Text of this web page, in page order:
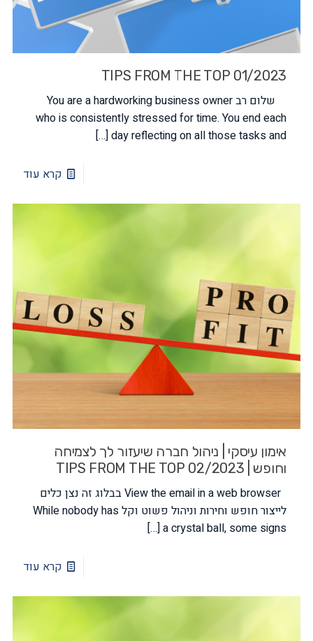
TIPS FROM THE TOP 01/2023
שלום רב You are a hardworking business owner
who is consistently stressed for time. You end each
day reflecting on all those tasks and
[…]
קרא עוד
אימון עיסקי | ניהול חברה שיעזור לך לצמיחה
וחופש | TIPS FROM THE TOP 02/2023
View the email in a web browser בבלוג זה נצן כלים
לייצור חופש וחירות וניהול פשוט וקל While nobody has
a crystal ball, some signs
[…]
קרא עוד